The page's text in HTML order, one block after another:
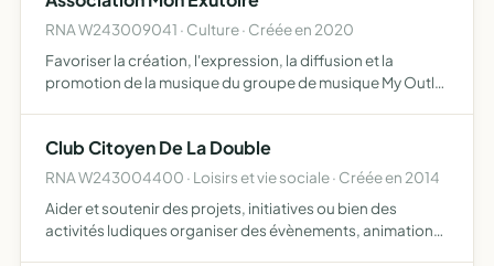
RNA W243009041 · Culture · Créée en 2020
Favoriser la création, l'expression, la diffusion et la
promotion de la musique du groupe de musique My Outlet
Club Citoyen De La Double
RNA W243004400 · Loisirs et vie sociale · Créée en 2014
Aider et soutenir des projets, initiatives ou bien des
activités ludiques organiser des évènements, animations